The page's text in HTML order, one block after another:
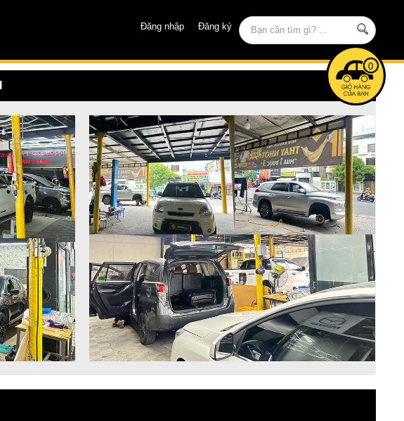
Đăng nhập Đăng ký
0